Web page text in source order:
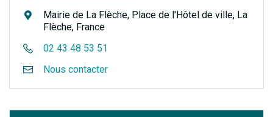
Mairie de La Flèche, Place de l'Hôtel de ville, La
Flèche, France
02 43 48 53 51
Nous contacter